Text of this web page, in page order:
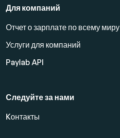
Для компаний
Отчет о зарплате по всему миру
Услуги для компаний
Paylab API
Следуйте за нами
Kонтакты